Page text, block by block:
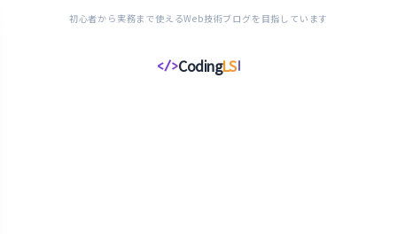
初心者から実務まで使えるWeb技術ブログを目指しています
</>CodingLS
コ